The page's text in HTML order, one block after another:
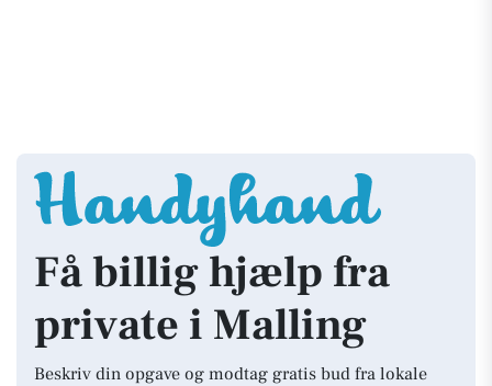
Få billig hjælp fra
private i Malling
Beskriv din opgave og modtag gratis bud fra lokale